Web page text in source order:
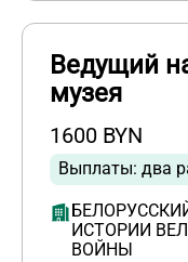
Ведущий
музея
1600 BYN
Выплаты: два
ИСТОРИИ
ВОЙНЫ